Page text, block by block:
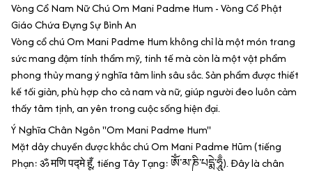
Vòng Cổ Nam Nữ Chú Om Mani Padme Hum - Vòng Cổ Phật
Giáo Chứa Đựng Sự Bình An
Vòng cổ chú Om Mani Padme Hum không chỉ là một món trang
sức mang đậm tính thẩm mỹ, tinh tế mà còn là một vật phẩm
phong thủy mang ý nghĩa tâm linh sâu sắc. Sản phẩm được thiết
kế tối giản, phù hợp cho cả nam và nữ, giúp người đeo luôn cảm
thấy tâm tịnh, an yên trong cuộc sống hiện đại.
Ý Nghĩa Chân Ngôn "Om Mani Padme Hum"
Mặt dây chuyền được khắc chú Om Mani Padme Hūm (tiếng
Phạn: ॐ मणि पद्मे हूँ, tiếng Tây Tạng: ཨོཾ་མ་ཎི་པདྨེ་ཧཱུྃ). Đây là chân